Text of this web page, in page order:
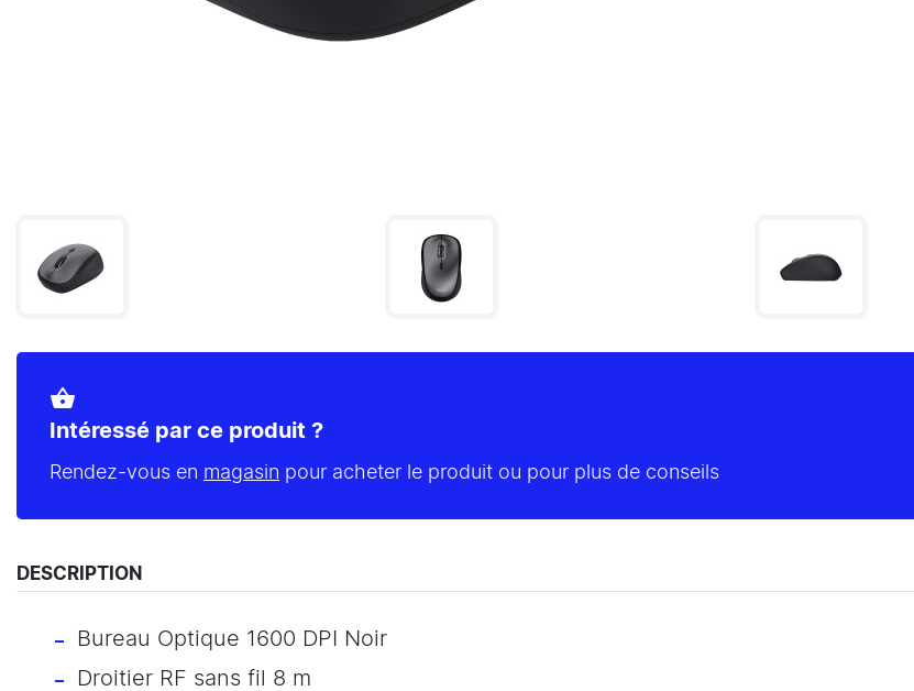
shopping_basket
Intéressé par ce produit ?
Rendez-vous en magasin pour acheter le produit ou pour plus de conseils
DESCRIPTION
Bureau Optique 1600 DPI Noir
Droitier RF sans fil 8 m